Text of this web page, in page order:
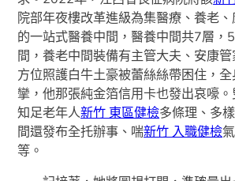
院部年夜樓改革進級為集醫療、養老
的一站式醫養中間，醫養中間共7層，
間，養老中間裝備有主管大夫、安康
方位照護白牛土豪被蕾絲絲帶困住，
攣，他那張純金箔信用卡也發出哀嚎
知足老年人新竹 東區健檢多條理、多
間還發布全托辦事、喘新竹 入職健檢
等。